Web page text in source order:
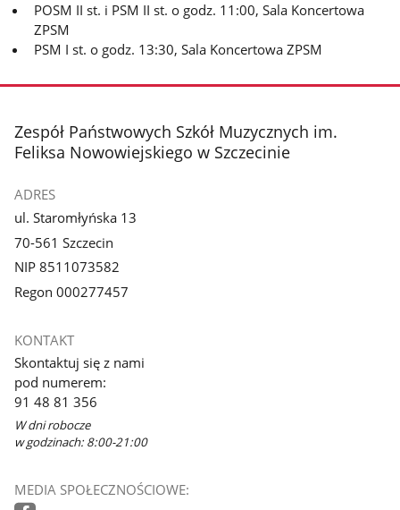
POSM II st. i PSM II st. o godz. 11:00, Sala Koncertowa
ZPSM
PSM I st. o godz. 13:30, Sala Koncertowa ZPSM
stopka
Zespół Państwowych Szkół Muzycznych im.
Feliksa Nowowiejskiego w Szczecinie
ADRES
ul. Staromłyńska 13
70-561 Szczecin
NIP 8511073582
Regon 000277457
KONTAKT
Skontaktuj się z nami
pod numerem:
91 48 81 356
W dni robocze
w godzinach: 8:00-21:00
MEDIA SPOŁECZNOŚCIOWE: